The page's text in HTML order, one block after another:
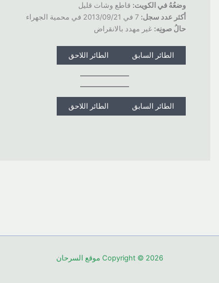
وضعُهُ في الكويت:قاطع وشات قليل
أكثر عدد سجل:7 في 2013/09/21 في محمية الجهراء
حالُصونِه:غير مهدد بالانقراض
الطائر السابق الطائر اللاحق
الطائر السابق الطائر اللاحق
Copyright © 2026 موقع السرحان